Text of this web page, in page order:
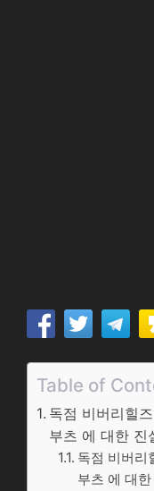
Table of
독점 비버리힐
부츠 에 대한 진
독점 비버리
부츠 에 대